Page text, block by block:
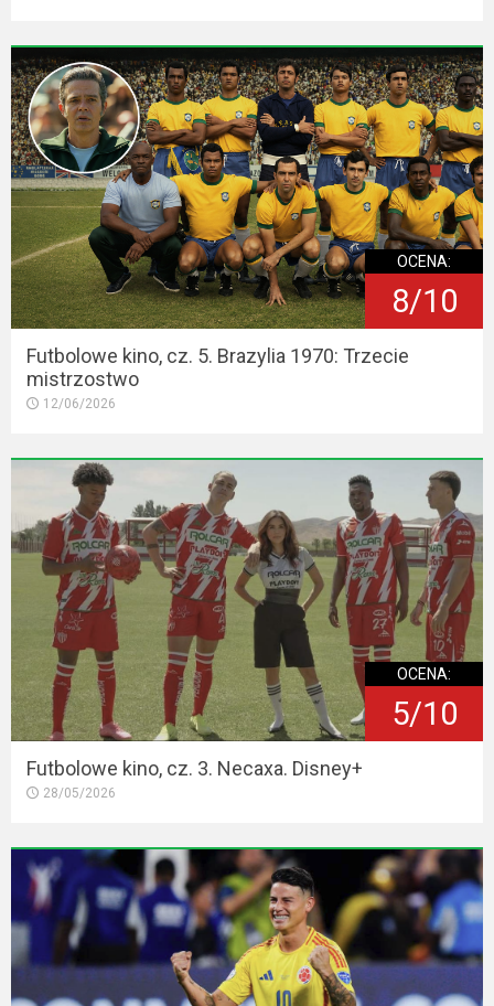
OCENA:
8/10
Futbolowe kino, cz. 5. Brazylia 1970: Trzecie
mistrzostwo
12/06/2026
OCENA:
5/10
Futbolowe kino, cz. 3. Necaxa. Disney+
28/05/2026